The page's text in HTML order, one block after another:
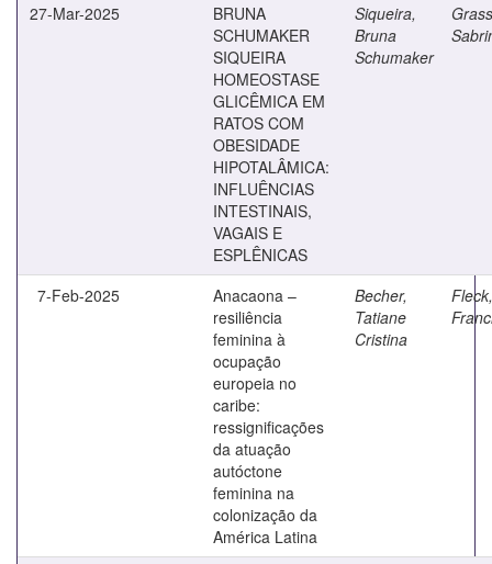
27-Mar-2025
BRUNA
SCHUMAKER
SIQUEIRA
HOMEOSTASE
GLICÊMICA EM
RATOS COM
OBESIDADE
HIPOTALÂMICA:
INFLUÊNCIAS
INTESTINAIS,
VAGAIS E
ESPLÊNICAS
Siqueira,
Bruna
Schumaker
7-Feb-2025
Anacaona –
resiliência
feminina à
ocupação
europeia no
caribe:
ressignificações
da atuação
autóctone
feminina na
colonização da
América Latina
Becher,
Tatiane
Cristina